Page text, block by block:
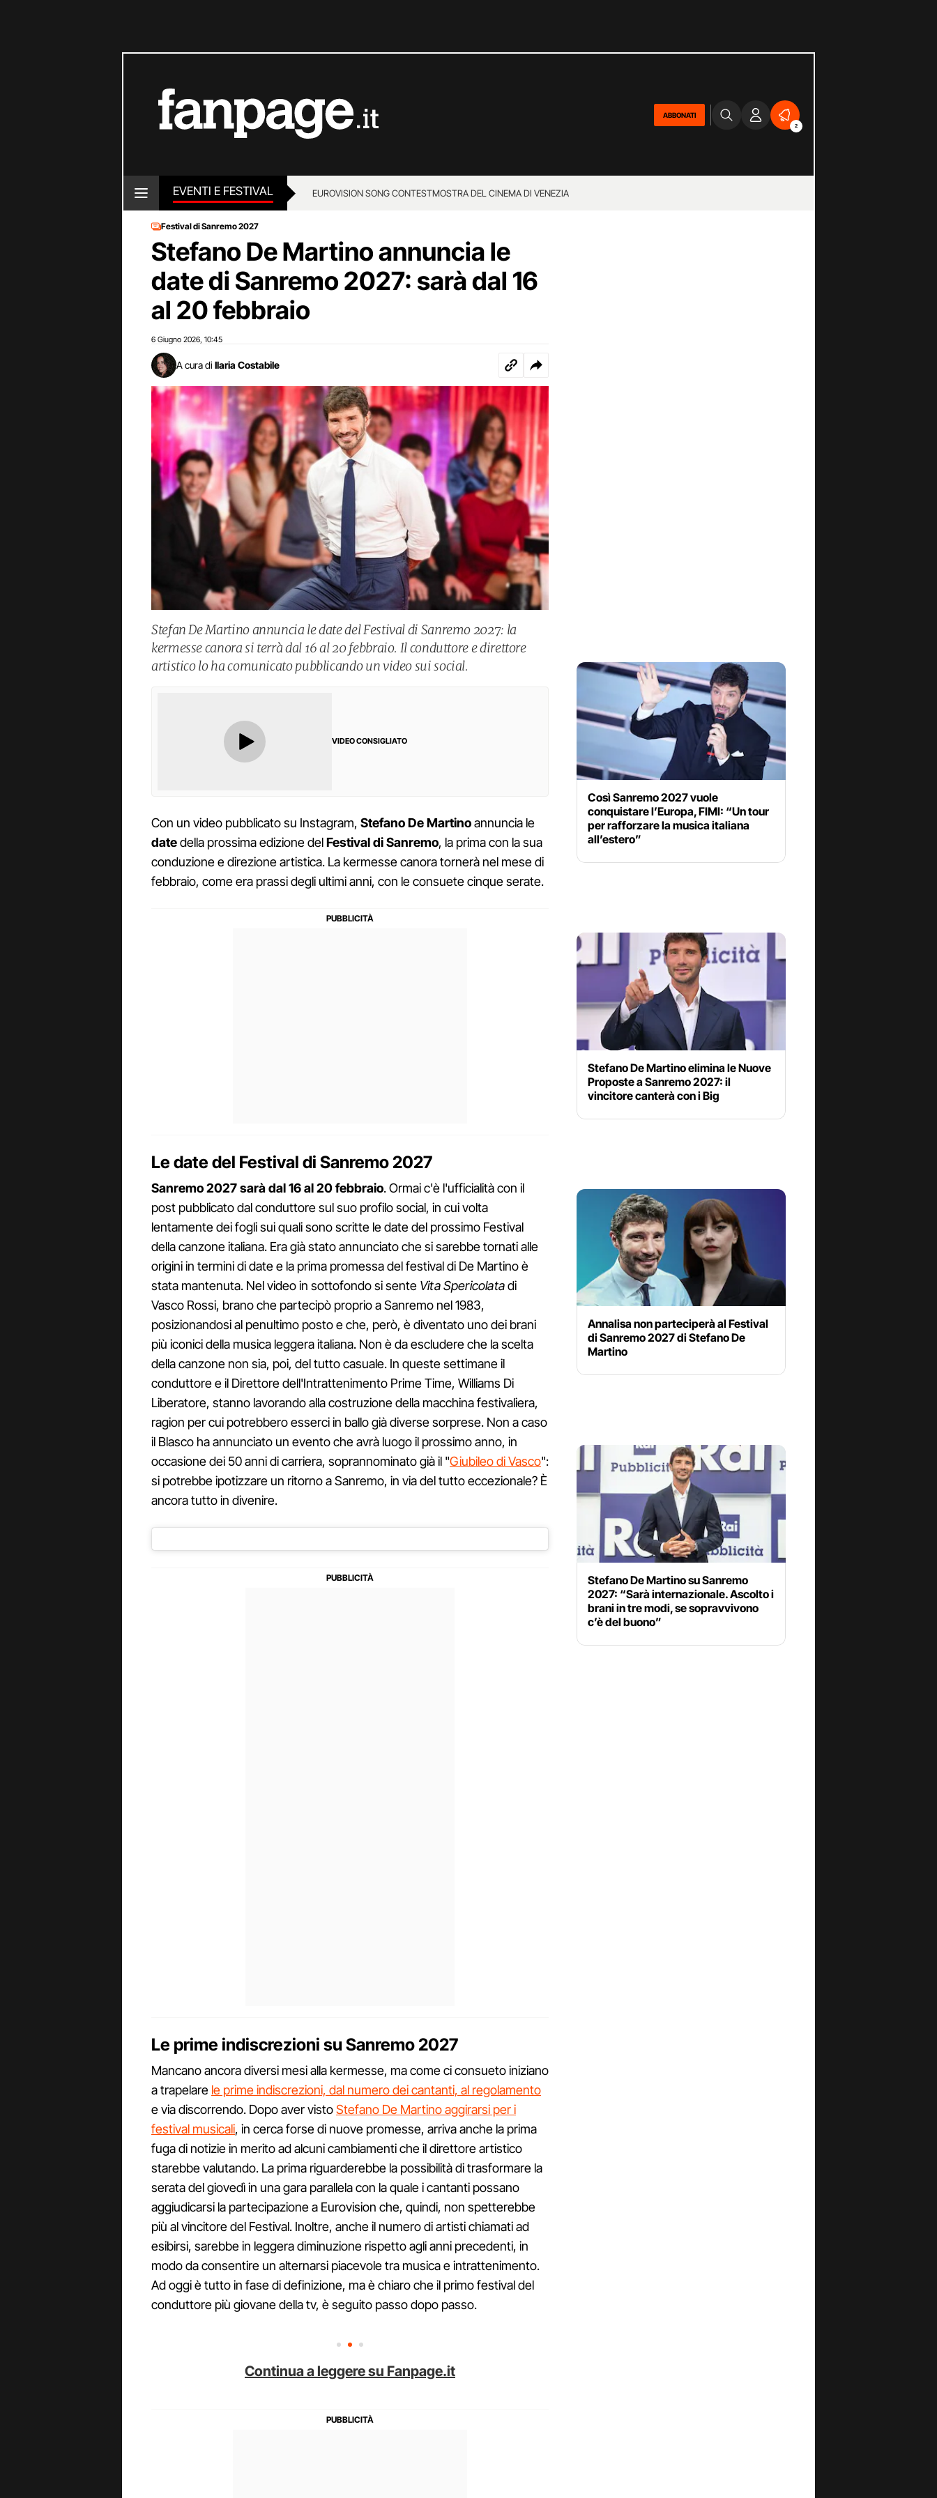
ABBONATI
2
EVENTI E FESTIVAL EUROVISION SONG CONTESTMOSTRA DEL CINEMA DI VENEZIA
Festival di Sanremo 2027
Stefano De Martino annuncia le
date di Sanremo 2027: sarà dal 16
al 20 febbraio
6 Giugno 2026 10:45
A cura di Ilaria Costabile
Stefan De Martino annuncia le date del Festival di Sanremo 2027: la
kermesse canora si terrà dal 16 al 20 febbraio. Il conduttore e direttore
artistico lo ha comunicato pubblicando un video sui social.
VIDEO CONSIGLIATO
Con un video pubblicato su Instagram, Stefano De Martinoannuncia le
datedella prossima edizione delFestival di Sanremo, la prima con la sua
conduzione e direzione artistica. La kermesse canora tornerà nel mese di
febbraio, come era prassi degli ultimi anni, con le consuete cinque serate.
Le date del Festival di Sanremo 2027
Sanremo 2027 sarà dal 16 al 20 febbraio. Ormai c'è l'ufficialità con il
post pubblicato dal conduttore sul suo profilo social, in cui volta
lentamente dei fogli sui quali sono scritte le date del prossimo Festival
della canzone italiana. Era già stato annunciato che si sarebbe tornati alle
origini in termini di date e la prima promessa del festival di De Martino è
stata mantenuta. Nel video in sottofondo si sente Vita Spericolatadi
Vasco Rossi, brano che partecipò proprio a Sanremo nel 1983,
posizionandosi al penultimo posto e che, però, è diventato uno dei brani
più iconici della musica leggera italiana. Non è da escludere che la scelta
della canzone non sia, poi, del tutto casuale. In queste settimane il
conduttore e il Direttore dell'Intrattenimento Prime Time, Williams Di
Liberatore, stanno lavorando alla costruzione della macchina festivaliera,
ragion per cui potrebbero esserci in ballo già diverse sorprese. Non a caso
il Blasco ha annunciato un evento che avrà luogo il prossimo anno, in
occasione dei 50 anni di carriera, soprannominato già il "Giubileo di Vasco":
si potrebbe ipotizzare un ritorno a Sanremo, in via del tutto eccezionale? È
ancora tutto in divenire.
Le prime indiscrezioni su Sanremo 2027
Mancano ancora diversi mesi alla kermesse, ma come ci consueto iniziano
a trapelare le prime indiscrezioni, dal numero dei cantanti, al regolamento
e via discorrendo. Dopo aver vistoStefano De Martino aggirarsi per i
festival musicali, in cerca forse di nuove promesse, arriva anche la prima
fuga di notizie in merito ad alcuni cambiamenti che il direttore artistico
starebbe valutando. La prima riguarderebbe la possibilità di trasformare la
serata del giovedì in una gara parallela con la quale i cantanti possano
aggiudicarsi la partecipazione a Eurovision che, quindi, non spetterebbe
più al vincitore del Festival. Inoltre, anche il numero di artisti chiamati ad
esibirsi, sarebbe in leggera diminuzione rispetto agli anni precedenti, in
modo da consentire un alternarsi piacevole tra musica e intrattenimento.
Ad oggi è tutto in fase di definizione, ma è chiaro che il primo festival del
conduttore più giovane della tv, è seguito passo dopo passo.
Continua a leggere su Fanpage.it
Così Sanremo 2027 vuole
conquistare l’Europa, FIMI: “Un tour
per rafforzare la musica italiana
all’estero”
Stefano De Martino elimina le Nuove
Proposte a Sanremo 2027: il
vincitore canterà con i Big
Annalisa non parteciperà al Festival
di Sanremo 2027 di Stefano De
Martino
Stefano De Martino su Sanremo
2027: “Sarà internazionale. Ascolto i
brani in tre modi, se sopravvivono
c’è del buono”